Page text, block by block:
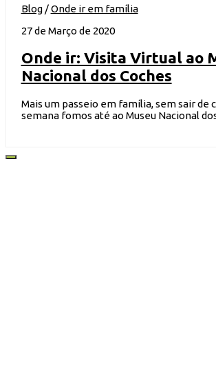
Blog/Onde ir em família
27 de Março de 2020
Onde ir: Visita Virtual ao
Nacional dos Coches
Mais um passeio em família, sem sair de
semana fomos até ao Museu Nacional